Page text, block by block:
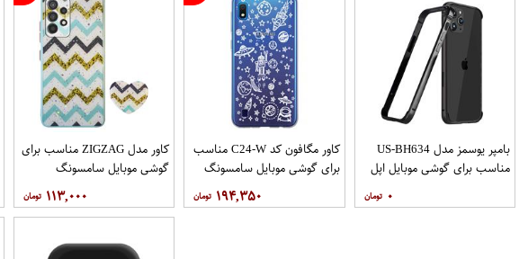
بامپر یوسمز مدل US-BH634
مناسب برای گوشی موبایل اپل
۰
کاور مگافون کد C24-W مناسب
برای گوشی موبایل سامسونگ
۱۹۴,۳۵۰
کاور مدل ZIGZAG مناسب برای
گوشی موبایل سامسونگ
Galaxy A72 به همراه پایه
نگهدارنده
۱۱۳,۰۰۰